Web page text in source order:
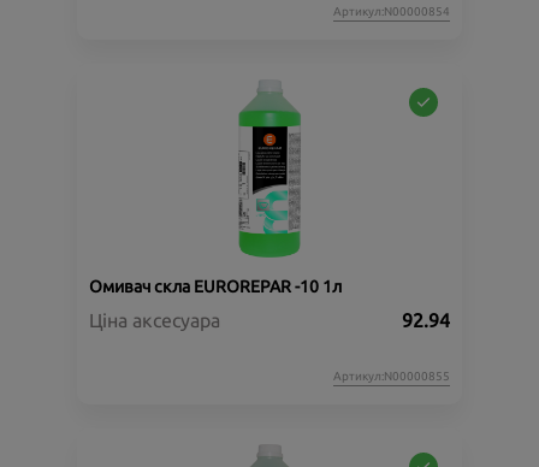
Артикул:N00000854
Омивач скла EUROREPAR -10 1л
Ціна аксесуара 92.94
Артикул:N00000855